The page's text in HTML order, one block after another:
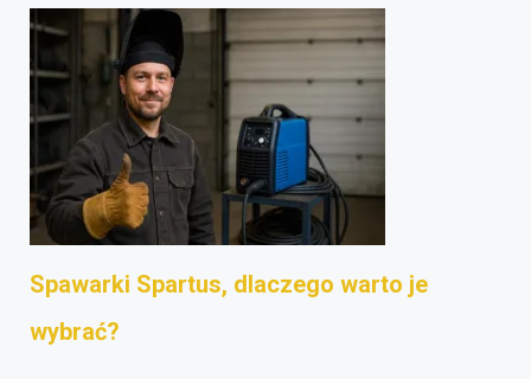
Spawarki Spartus, dlaczego warto je
wybrać?